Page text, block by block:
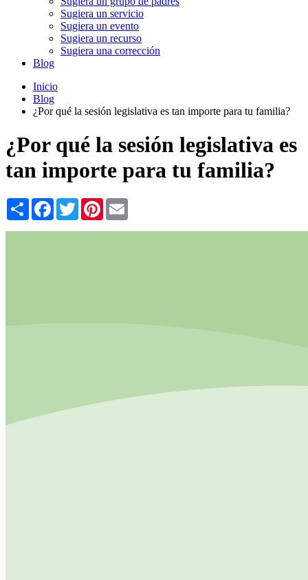
Sugiera un servicio
Sugiera un evento
Sugiera un recurso
Sugiera una corrección
Blog
Inicio
Blog
¿Por qué la sesión legislativa es tan importe para tu familia?
¿Por qué la sesión legislativa es
tan importe para tu familia?
Share Facebook
TwitterPinterest